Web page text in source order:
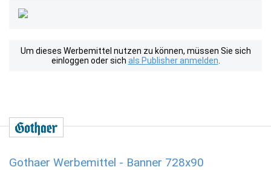
Um dieses Werbemittel nutzen zu können, müssen Sie sich
einloggen oder sich als Publisher anmelden
Gothaer Werbemittel - Banner 728x90